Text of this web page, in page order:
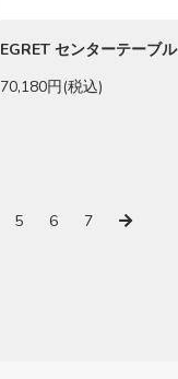
EGRET センターテーブル
70,180円(税込)
5 6 7